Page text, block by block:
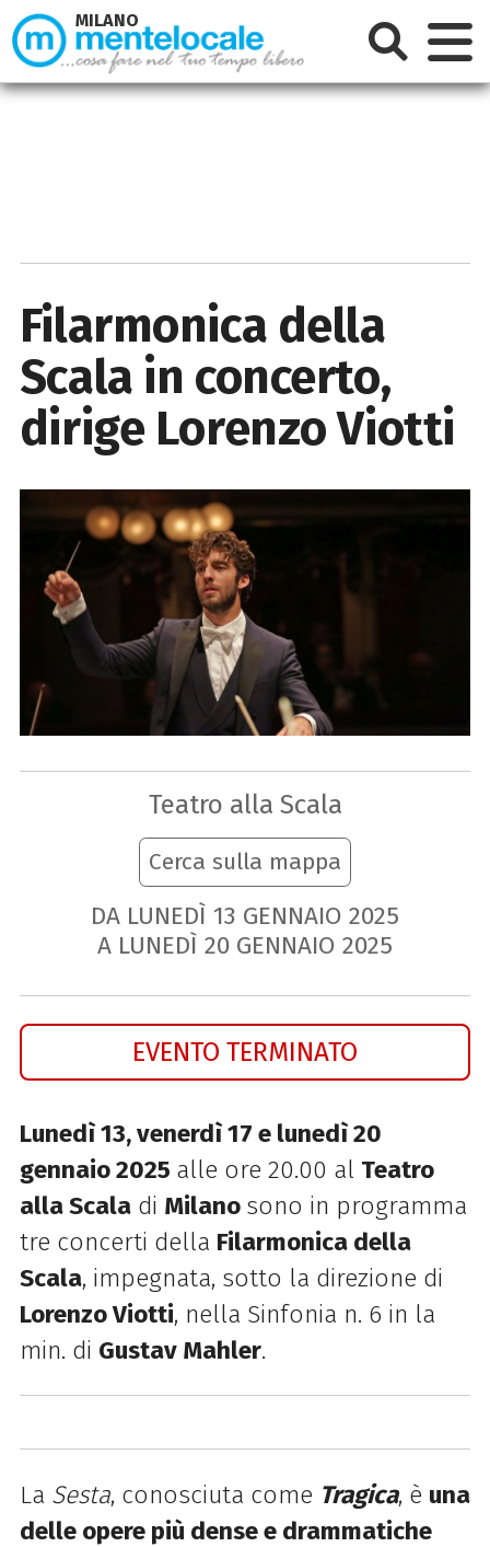
Filarmonica della
Scala in concerto,
dirige Lorenzo Viotti
Teatro alla Scala
Cerca sulla mappa
DA LUNEDÌ 13 GENNAIO 2025
A LUNEDÌ 20 GENNAIO 2025
EVENTO TERMINATO
Lunedì 13, venerdì 17 e lunedì 20
gennaio 2025 alle ore 20.00 al Teatro
alla Scaladi Milano sono in programma
tre concerti della Filarmonica della
Scala, impegnata, sotto la direzione di
Lorenzo Viotti, nella Sinfonia n. 6 in la
min. di Gustav Mahler.
La Sesta, conosciuta come Tragica, è una
delle opere più dense e drammatiche
MILANO